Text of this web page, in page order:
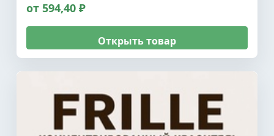
от 594,40 ₽
Открыть товар